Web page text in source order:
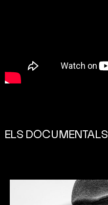
ELS DOCUMENTALS